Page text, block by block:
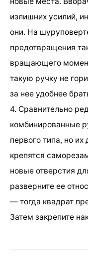
излишних усилий,
они. На
предотвращения
вращающего
такую ручку не
за нее удобнее
4. Сравнительно
комбинированные
первого типа, но
крепятся
новые отверстия
разверните ее
— тогда квадрат
Затем закрепите